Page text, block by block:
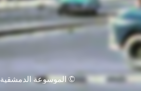
© الموسوعة الدمشقية 2025